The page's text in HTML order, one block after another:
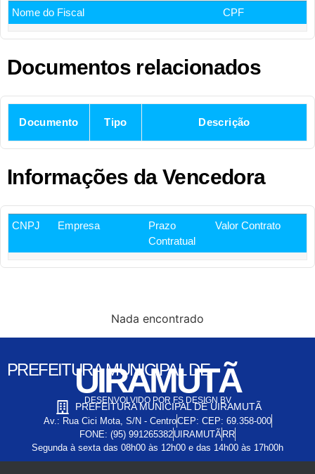
Nome do Fiscal CPF
Documentos relacionados
Documento Tipo Descrição
Informações da Vencedora
CNPJ Empresa
Prazo
Contratual
Valor Contrato
Nada encontrado
PREFEITURA MUNICIPAL DE
UIRAMUTÃ
DESENVOLVIDO POR FS DESIGN BV
PREFEITURA MUNICIPAL DE UIRAMUTÃ
Av.: Rua Cici Mota, S/N - CentroCEP: CEP: 69.358-000
FONE: (95) 991265382UIRAMUTÃ RR
Segunda à sexta das 08h00 às 12h00 e das 14h00 às 17h00h